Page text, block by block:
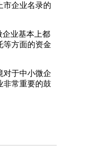
企业名录的
业基本上都
等方面的资金
于中小微企
非常重要的鼓